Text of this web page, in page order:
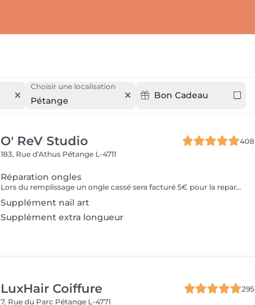
Choisir une localisation
Pétange Bon Cadeau
O' ReV Studio
408
183, Rue d'Athus Pétange L-4711
Réparation ongles
Lors du remplissage un ongle cassé sera facturé 5€ pour la reparation.
Supplément nail art
Supplément extra longueur
LuxHair Coiffure
295
7, Rue du Parc Pétange L-4771